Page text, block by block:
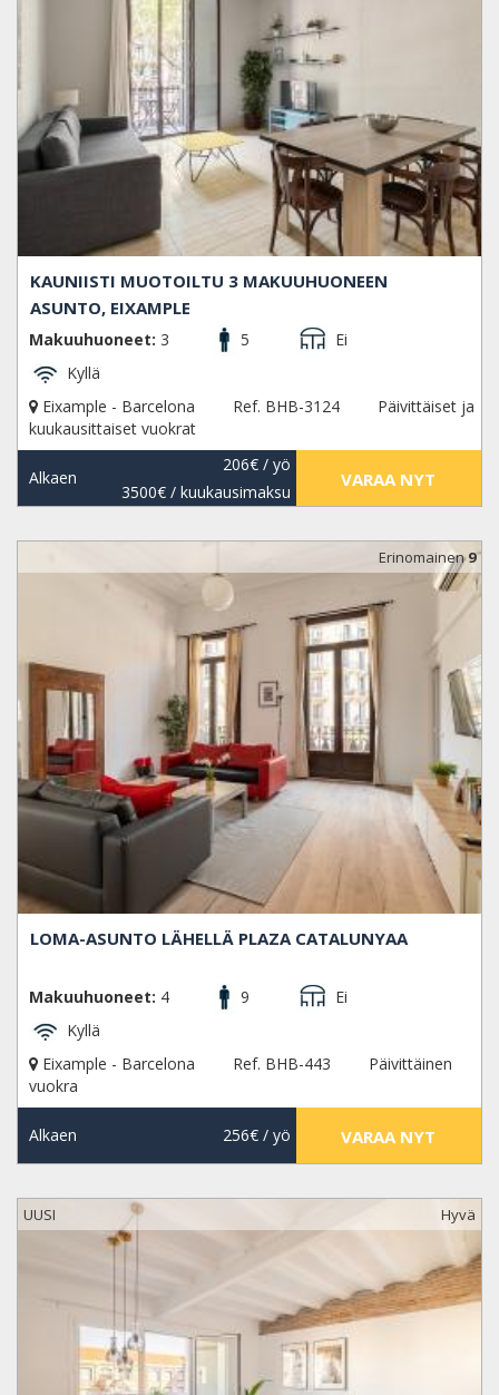
KAUNIISTI MUOTOILTU 3 MAKUUHUONEEN
ASUNTO, EIXAMPLE
Makuuhuoneet: 3 5
Ei
Kyllä
Eixample - Barcelona
Ref. BHB-3124
Päivittäiset ja
kuukausittaiset vuokrat
Alkaen
206€/ yö
3500€/ kuukausimaksu
VARAA NYT
Erinomainen9
LOMA-ASUNTO LÄHELLÄ PLAZA CATALUNYAA
Makuuhuoneet: 4 9
Ei
Kyllä
Eixample - Barcelona
Ref. BHB-443
Päivittäinen
vuokra
Alkaen 256€/ yö VARAA NYT
UUSI Hyvä